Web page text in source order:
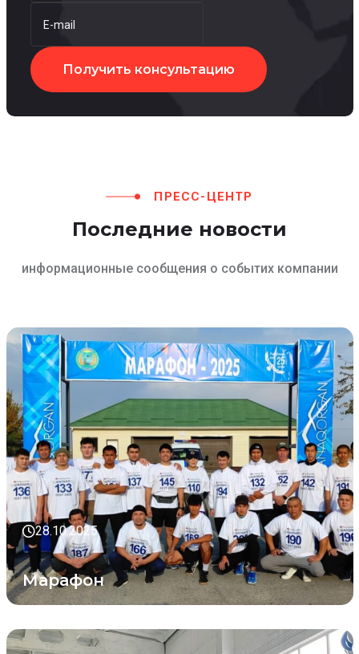
Получить консультацию
ПРЕСС-ЦЕНТР
Последние новости
информационные сообщения о событих компании
28.10.2025
Марафон